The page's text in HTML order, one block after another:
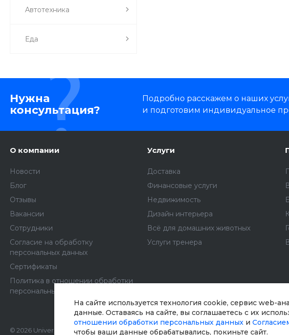
На сайте используется технология cookie, сервис web-
данные. Оставаясь на сайте, вы соглашаетесь с их
отношении обработки персональных данных и
чтобы ваши данные обрабатывались, покиньте сайт.
Автотехника
Еда
Нужна
консультация?
Подробно расскажем о наших
и подготовим индивидуальное
О компании
Новости
Блог
Отзывы
Вакансии
Сотрудники
Согласие на обработку
персональных данных
Сертификаты
Политика в отношении обработки
персональных данных
Услуги
Доставка
Финансовые услуги
Недвижимость
Дизайн интерьера
Всё для домашних животных
Услуги тренера
© 2026 Universe SITE, Все права